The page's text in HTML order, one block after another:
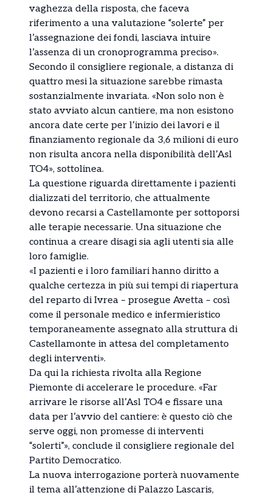
vaghezza della risposta, che faceva
riferimento a una valutazione “solerte” per
l’assegnazione dei fondi, lasciava intuire
l’assenza di un cronoprogramma preciso».
Secondo il consigliere regionale, a distanza di
quattro mesi la situazione sarebbe rimasta
sostanzialmente invariata. «Non solo non è
stato avviato alcun cantiere, ma non esistono
ancora date certe per l’inizio dei lavori e il
finanziamento regionale da 3,6 milioni di euro
non risulta ancora nella disponibilità dell’Asl
TO4», sottolinea.
La questione riguarda direttamente i pazienti
dializzati del territorio, che attualmente
devono recarsi a Castellamonte per sottoporsi
alle terapie necessarie. Una situazione che
continua a creare disagi sia agli utenti sia alle
loro famiglie.
«I pazienti e i loro familiari hanno diritto a
qualche certezza in più sui tempi di riapertura
del reparto di Ivrea – prosegue Avetta – così
come il personale medico e infermieristico
temporaneamente assegnato alla struttura di
Castellamonte in attesa del completamento
degli interventi».
Da qui la richiesta rivolta alla Regione
Piemonte di accelerare le procedure. «Far
arrivare le risorse all’Asl TO4 e fissare una
data per l’avvio del cantiere: è questo ciò che
serve oggi, non promesse di interventi
“solerti”», conclude il consigliere regionale del
Partito Democratico.
La nuova interrogazione porterà nuovamente
il tema all’attenzione di Palazzo Lascaris,